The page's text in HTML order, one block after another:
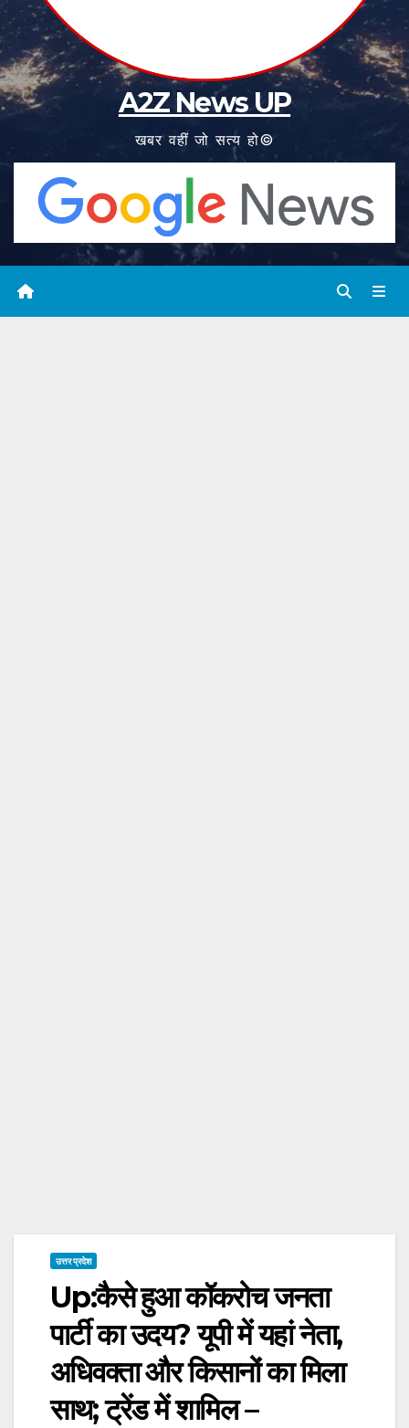
A2Z News UP
खबर वहीं जो सत्य हो©
उत्तर प्रदेश
Up:कैसे हुआ कॉकरोच जनता
पार्टी का उदय? यूपी में यहां नेता,
अधिवक्ता और किसानों का मिला
साथ; ट्रेंड में शामिल –